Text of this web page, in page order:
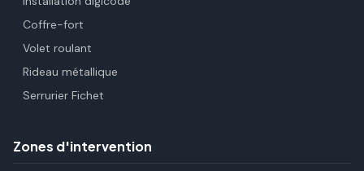
Coffre-fort
Volet roulant
Rideau métallique
Serrurier Fichet
Zones d'intervention